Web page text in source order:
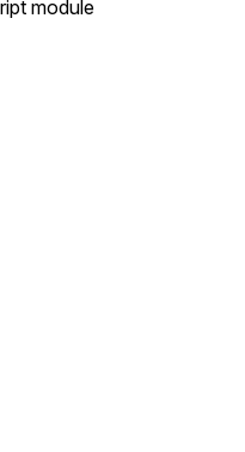
module